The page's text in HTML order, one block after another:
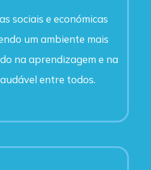
sociais e económicas
um ambiente mais
na aprendizagem e na
entre todos.